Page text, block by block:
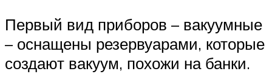
Первый вид приборов – вакуумные
– оснащены резервуарами, которые
создают вакуум, похожи на банки.